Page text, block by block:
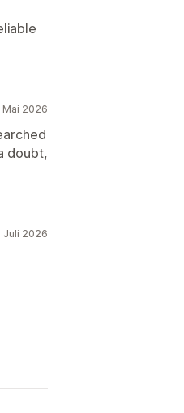
Mai 2026
doubt,
Juli 2026